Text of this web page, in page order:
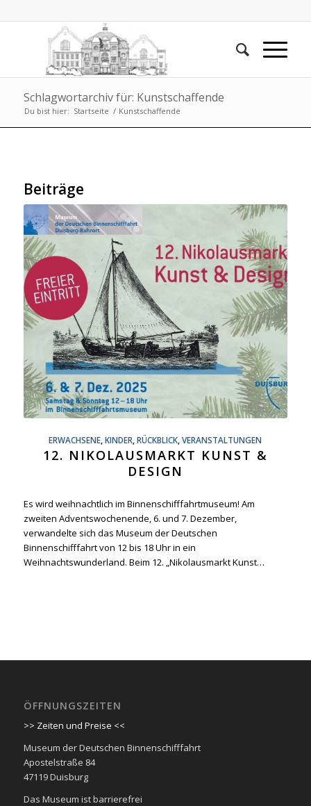
Schlagwortarchiv für: Kunstschaffende
Du bist hier: Startseite / Kunstschaffende
Beiträge
ERWACHSENE ,KINDER ,RÜCKBLICK ,VERANSTALTUNGEN
12. NIKOLAUSMARKT KUNST &
DESIGN
Es wird weihnachtlich im Binnenschifffahrtmuseum! Am
zweiten Adventswochenende, 6. und 7. Dezember,
verwandelte sich das Museum der Deutschen
Binnenschifffahrt von 12 bis 18 Uhr in ein
Weihnachtswunderland. Beim 12. „Nikolausmarkt Kunst…
ÖFFNUNGSZEITEN
>> Zeiten und Preise <<
Museum der Deutschen Binnenschifffahrt
Apostelstraße 84
47119 Duisburg
Das Museum ist barrierefrei